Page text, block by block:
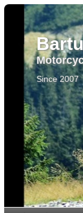
Since 2007